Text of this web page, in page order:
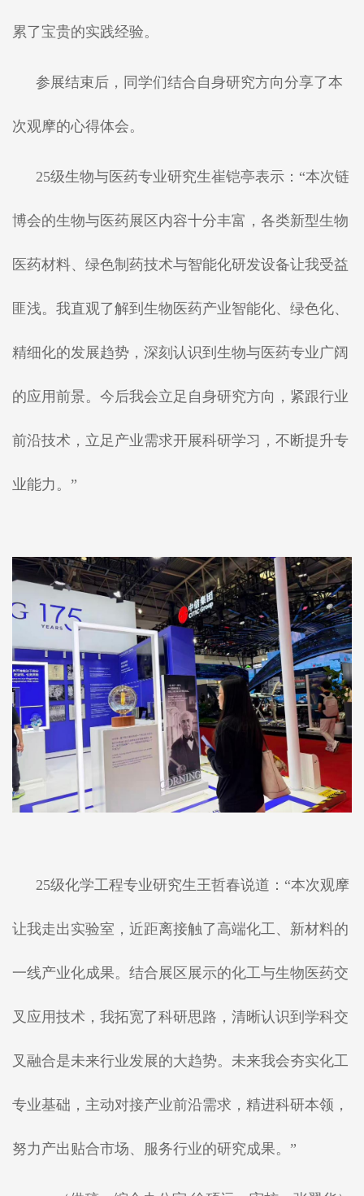
累了宝贵的实践经验。
参展结束后，同学们结合自身研究方向分享了本
次观摩的心得体会。
25级生物与医药专业研究生崔铠亭表示：“本次链
博会的生物与医药展区内容十分丰富，各类新型生物
医药材料、绿色制药技术与智能化研发设备让我受益
匪浅。我直观了解到生物医药产业智能化、绿色化、
精细化的发展趋势，深刻认识到生物与医药专业广阔
的应用前景。今后我会立足自身研究方向，紧跟行业
前沿技术，立足产业需求开展科研学习，不断提升专
业能力。”
25级化学工程专业研究生王哲春说道：“本次观摩
让我走出实验室，近距离接触了高端化工、新材料的
一线产业化成果。结合展区展示的化工与生物医药交
叉应用技术，我拓宽了科研思路，清晰认识到学科交
叉融合是未来行业发展的大趋势。未来我会夯实化工
专业基础，主动对接产业前沿需求，精进科研本领，
努力产出贴合市场、服务行业的研究成果。”